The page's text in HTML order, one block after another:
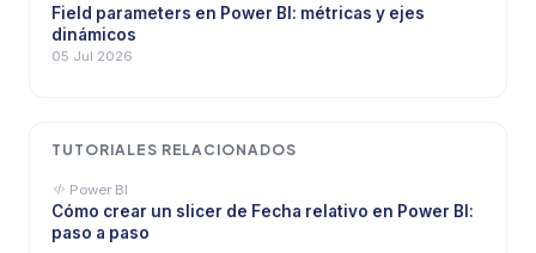
Field parameters en Power BI: métricas y ejes
dinámicos
05 Jul 2026
TUTORIALES RELACIONADOS
Power BI
Cómo crear un slicer de Fecha relativo en Power BI:
paso a paso